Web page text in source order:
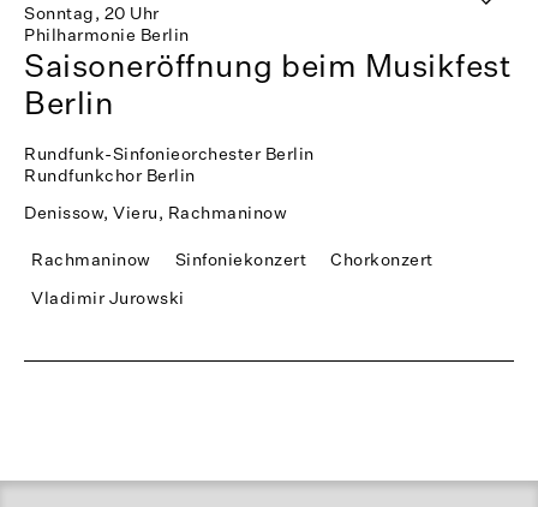
Sonntag, 20 Uhr
Philharmonie Berlin
Saisoneröffnung beim Musikfest
Berlin
Rundfunk-Sinfonieorchester Berlin
Rundfunkchor Berlin
Denissow, Vieru, Rachmaninow
Rachmaninow Sinfoniekonzert
Chorkonzert
Vladimir Jurowski